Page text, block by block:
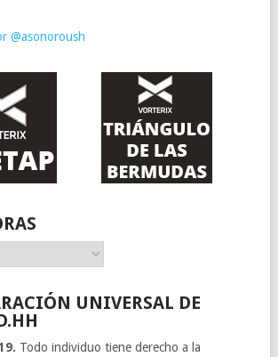
@asonoroush
UNIVERSAL DE
Todo individuo tiene derecho a la